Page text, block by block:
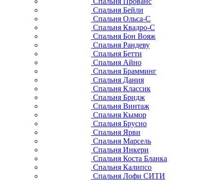
Спальня Бейли
Спальня Ольса-С
Спальня Квадро-С
Спальня Бон Вояж
Спальня Рандеву
Спальня Бетти
Спальня Айно
Спальня Брамминг
Спальня Дания
Спальня Классик
Спальня Бридж
Спальня Винтаж
Спальня Кымор
Спальня Брусно
Спальня Ярви
Спальня Марсель
Спальня Инкери
Спальня Коста Бланка
Спальня Калипсо
Спальня Лофи СИТИ